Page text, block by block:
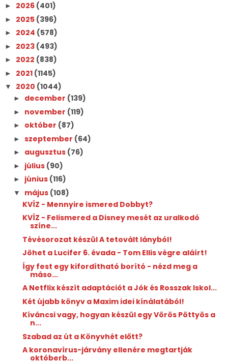
► 2026 (401)
► 2025 (396)
► 2024 (578)
► 2023 (493)
► 2022 (838)
► 2021 (1145)
▼ 2020 (1044)
► december (139)
► november (119)
► október (87)
► szeptember (64)
► augusztus (76)
► július (90)
► június (116)
▼ május (108)
KVÍZ - Mennyire ismered Dobbyt?
KVÍZ - Felismered a Disney mesét az uralkodó
színe...
Tévésorozat készül A tetovált lányból!
Jöhet a Lucifer 6. évada - Tom Ellis végre aláírt!
Így fest egy kifordítható borító - nézd meg a
máso...
A Netflix készít adaptációt a Jók és Rosszak Iskol...
Két újabb könyv a Maxim idei kínálatából!
Kíváncsi vagy, hogyan készül egy Vörös Pöttyös a
n...
Szabad az út a Könyvhét előtt?
A koronavírus-járvány ellenére megtartják
októberb...